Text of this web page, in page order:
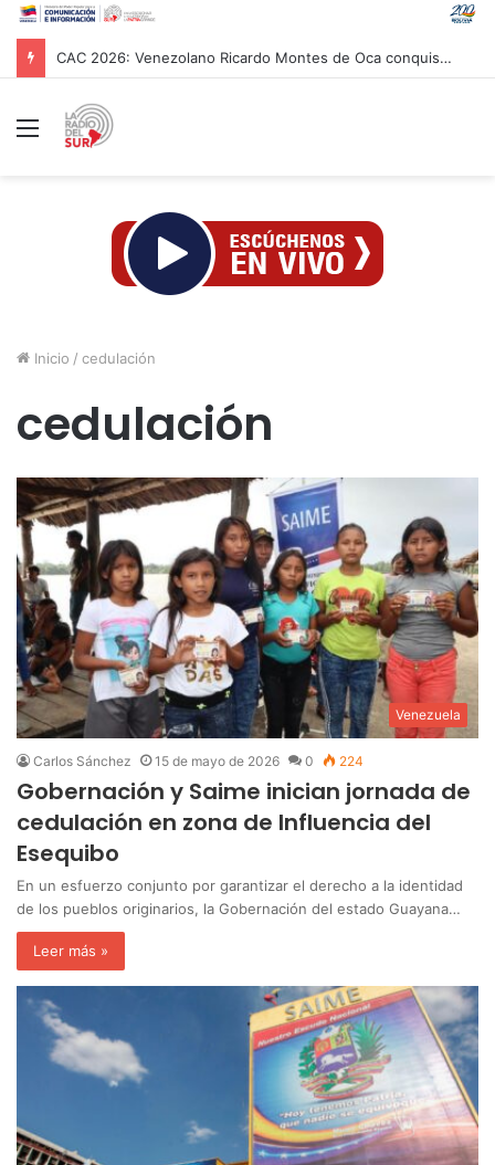
Papa León XIV asistió al Encuentro de Jóvenes Franciscanos 2026 en Asís
Menú
Inicio / cedulación
cedulación
Venezuela
Carlos Sánchez 15 de mayo de 2026 0 224
Gobernación y Saime inician jornada de
cedulación en zona de Influencia del
Esequibo
En un esfuerzo conjunto por garantizar el derecho a la identidad
de los pueblos originarios, la Gobernación del estado Guayana…
Leer más »